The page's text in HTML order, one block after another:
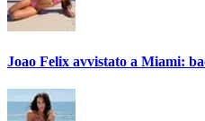
Joao Felix avvistato a Miami: